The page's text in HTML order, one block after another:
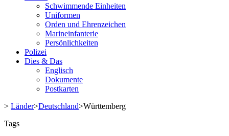
Schwimmende Einheiten
Uniformen
Orden und Ehrenzeichen
Marineinfanterie
Persönlichkeiten
Polizei
Dies & Das
Englisch
Dokumente
Postkarten
> Länder>Deutschland>Württemberg
Tags